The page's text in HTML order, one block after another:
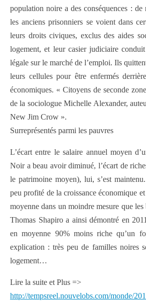
population noire a des conséquences : de
les anciens prisonniers se voient dans
leurs droits civiques, exclus des aides
logement, et leur casier judiciaire
légale sur le marché de l’emploi. Ils
leurs cellules pour être enfermés
économiques. « Citoyens de seconde
de la sociologue Michelle Alexander,
New Jim Crow ».
Surreprésentés parmi les pauvres
L’écart entre le salaire annuel moyen
Noir a beau avoir diminué, l’écart de
le patrimoine moyen), lui, s’est
peu profité de la croissance économique
moyenne dans un moindre mesure que
Thomas Shapiro a ainsi démontré en
en moyenne 90% moins riche qu’un
explication : très peu de familles noires
logement…
Lire la suite et Plus =>
http://tempsreel.nouvelobs.com/monde/